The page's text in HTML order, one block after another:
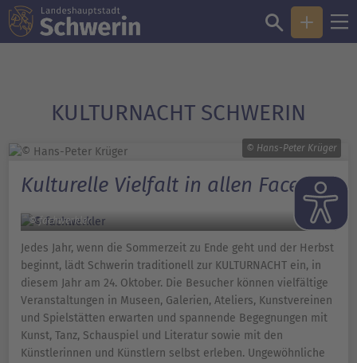
KULTURNACHT SCHWERIN
© Hans-Peter Krüger
Kulturelle Vielfalt in allen Facetten
© fachwerkler
Jedes Jahr, wenn die Sommerzeit zu Ende geht und der Herbst
beginnt, lädt Schwerin traditionell zur KULTURNACHT ein, in
diesem Jahr am 24. Oktober. Die Besucher können vielfältige
Veranstaltungen in Museen, Galerien, Ateliers, Kunstvereinen
und Spielstätten erwarten und spannende Begegnungen mit
Kunst, Tanz, Schauspiel und Literatur sowie mit den
Künstlerinnen und Künstlern selbst erleben. Ungewöhnliche